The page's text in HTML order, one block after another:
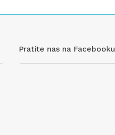
Pratite nas na Facebooku